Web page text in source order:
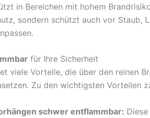
in Bereichen mit hohem
sondern schützt auch vor Staub,
für Ihre Sicherheit
viele Vorteile, die über den reinen
Zu den wichtigsten Vorteilen
schwer entflammbar: